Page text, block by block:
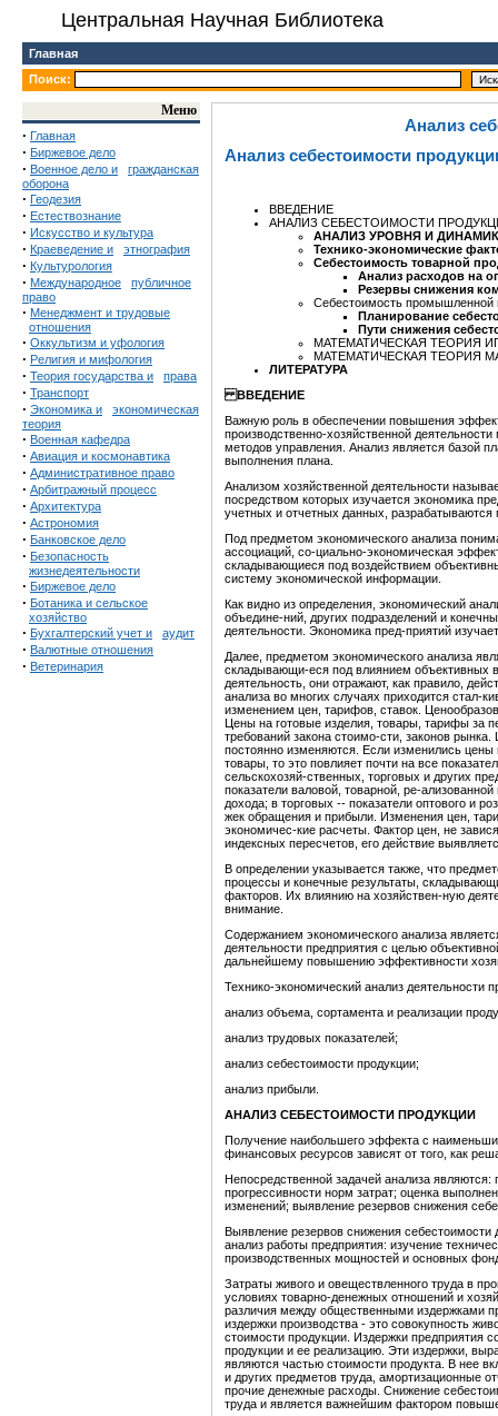
Центральная Научная Библиотека
Главная
Поиск:
Меню
· Главная
· Биржевое дело
· Военное дело и
гражданская
оборона
· Геодезия
· Естествознание
· Искусство и культура
· Краеведение и этнография
· Культурология
· Международное
публичное
право
· Менеджмент и трудовые
отношения
· Оккультизм и уфология
· Религия и мифология
· Теория государства и права
· Транспорт
· Экономика и
экономическая
теория
· Военная кафедра
· Авиация и космонавтика
· Административное право
· Арбитражный процесс
· Архитектура
· Астрономия
· Банковское дело
· Безопасность
жизнедеятельности
· Биржевое дело
· Ботаника и сельское
хозяйство
· Бухгалтерский учет и аудит
· Валютные отношения
· Ветеринария
Анализ
Анализ себестоимости
ВВЕДЕНИЕ
АНАЛИЗ СЕБЕСТОИМОСТИ
АНАЛИЗ УРОВНЯ И
Технико-экономические
Себестоимость товарной
Анализ расходов на
Резервы снижения
Себестоимость промышленной
Планирование
Пути снижения
МАТЕМАТИЧЕСКАЯ ТЕОРИЯ
МАТЕМАТИЧЕСКАЯ ТЕОРИЯ
ЛИТЕРАТУРА
ВВЕДЕНИЕ
Важную роль в обеспечении повышения
производственно-хозяйственной
методов управления. Анализ является базой
выполнения плана.
Анализом хозяйственной деятельности
посредством которых изучается экономика
учетных и отчетных данных,
Под предметом экономического анализа
ассоциаций, со-циально-экономическая
складывающиеся под воздействием
систему экономической информации.
Как видно из определения, экономический
объедине-ний, других подразделений и
деятельности. Экономика пред-приятий
Далее, предметом экономического анализа
складывающи-еся под влиянием объективных
деятельность, они отражают, как правило,
анализа во многих случаях приходится стал-
изменением цен, тарифов, ставок.
Цены на готовые изделия, товары, тарифы за
требований закона стоимо-сти, законов рынка.
постоянно изменяются. Если изменились
товары, то это повлияет почти на все
сельскохозяй-ственных, торговых и других
показатели валовой, товарной, ре-
дохода; в торговых -- показатели оптового и
жек обращения и прибыли. Изменения цен,
экономичес-кие расчеты. Фактор цен, не
индексных пересчетов, его действие
В определении указывается также, что
процессы и конечные результаты,
факторов. Их влиянию на хозяйствен-ную
внимание.
Содержанием экономического анализа
деятельности предприятия с целью
дальнейшему повышению эффективности
Технико-экономический анализ деятельности
анализ объема, сортамента и реализации
анализ трудовых показателей;
анализ себестоимости продукции;
анализ прибыли.
АНАЛИЗ СЕБЕСТОИМОСТИ ПРОДУКЦИИ
Получение наибольшего эффекта с
финансовых ресурсов зависят от того, как
Непосредственной задачей анализа
прогрессивности норм затрат; оценка
изменений; выявление резервов снижения
Выявление резервов снижения себестоимости
анализ работы предприятия: изучение
производственных мощностей и основных
Затраты живого и овеществленного труда в
условиях товарно-денежных отношений и
различия между общественными издержками
издержки производства - это совокупность
стоимости продукции. Издержки предприятия
продукции и ее реализацию. Эти издержки,
являются частью стоимости продукта. В нее
и других предметов труда, амортизационные
прочие денежные расходы. Снижение
труда и является важнейшим фактором